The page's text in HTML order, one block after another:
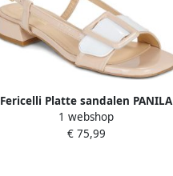
Fericelli Platte sandalen PANILA
1 webshop
€ 75,99